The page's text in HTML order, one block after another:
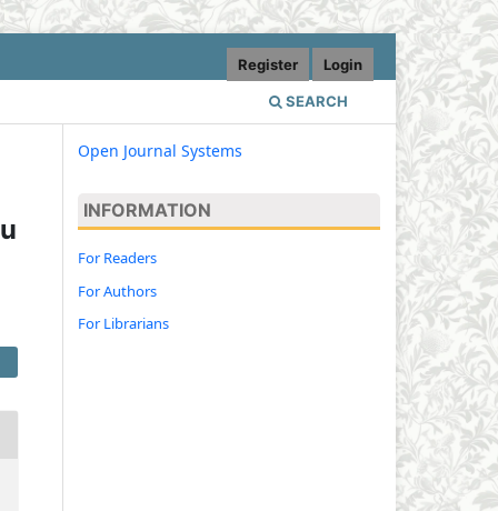
SEARCH
Register Login
Open Journal Systems
INFORMATION
For Readers
For Authors
For Librarians